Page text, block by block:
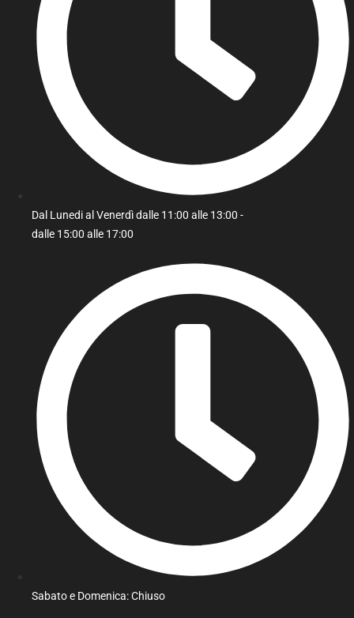
Dal Lunedi al Venerdì dalle 11:00 alle 13:00 -
dalle 15:00 alle 17:00
Sabato e Domenica: Chiuso